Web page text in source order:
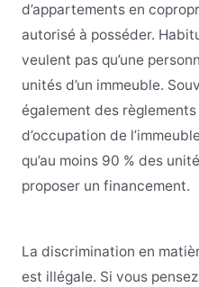
d’appartements en
autorisé à posséder.
veulent pas qu’une
unités d’un immeuble.
également des
d’occupation de
qu’au moins 90 % des
proposer un financement.
La discrimination en
est illégale. Si vous